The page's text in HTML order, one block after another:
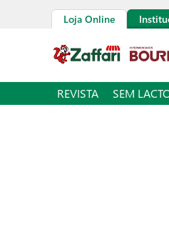
Loja Online
REVISTA SEM